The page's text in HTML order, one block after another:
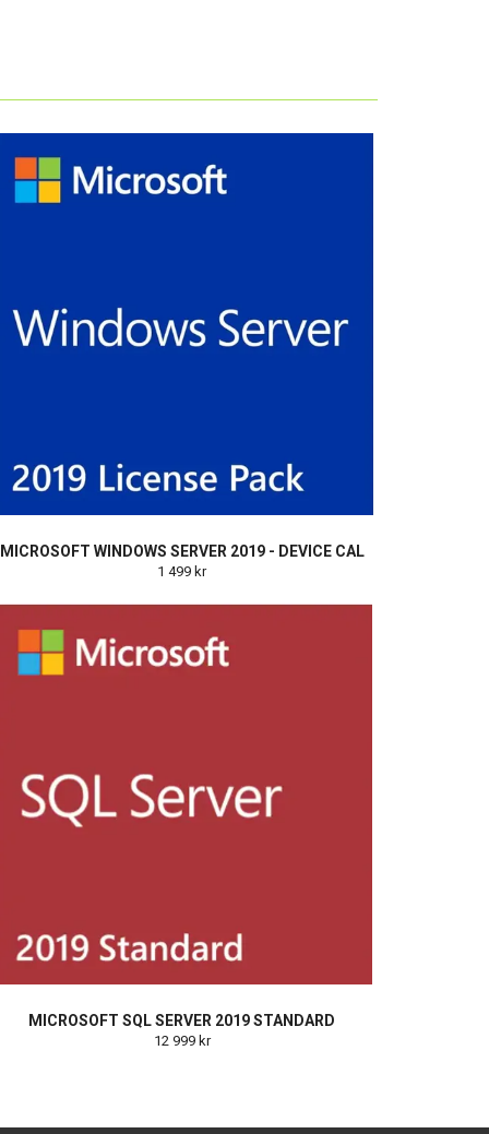
MICROSOFT WINDOWS SERVER 2019 - DEVICE CAL
1 499 kr
MICROSOFT SQL SERVER 2019 STANDARD
12 999 kr